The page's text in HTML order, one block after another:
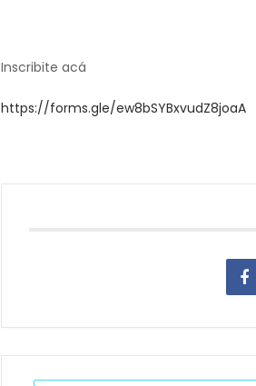
Inscribite acá
https://forms.gle/ew8bSYBxvudZ8joaA